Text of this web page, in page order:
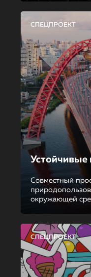
СПЕЦПРОЕКТ
Совместный
окружающей
СПЕЦПРОЕКТ